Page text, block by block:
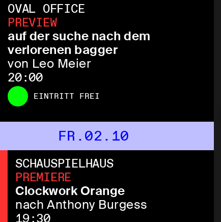
OVAL OFFICE
PREVIEW
auf der suche nach dem
verlorenen bagger
von Leo Meier
20:00
EINTRITT FREI
FR.02.10
SCHAUSPIELHAUS
PREMIERE
Clockwork Orange
nach Anthony Burgess
19:30